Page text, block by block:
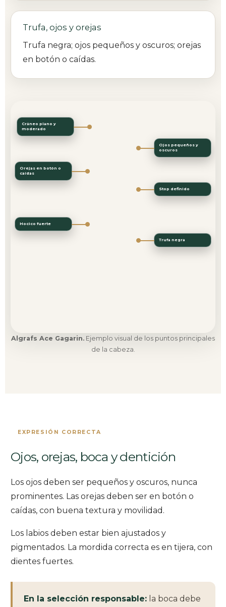
Trufa, ojos y orejas
Trufa negra; ojos pequeños y oscuros; orejas
en botón o caídas.
Cráneo plano y
moderado
Orejas en botón o
caídas
Ojos pequeños y
oscuros
Stop definido
Hocico fuerte
Trufa negra
Algrafs Ace Gagarin. Ejemplo visual de los puntos principales
de la cabeza.
EXPRESIÓN CORRECTA
Ojos, orejas, boca y dentición
Los ojos deben ser pequeños y oscuros, nunca
prominentes. Las orejas deben ser en botón o
caídas, con buena textura y movilidad.
Los labios deben estar bien ajustados y
pigmentados. La mordida correcta es en tijera, con
dientes fuertes.
En la selección responsable: la boca debe